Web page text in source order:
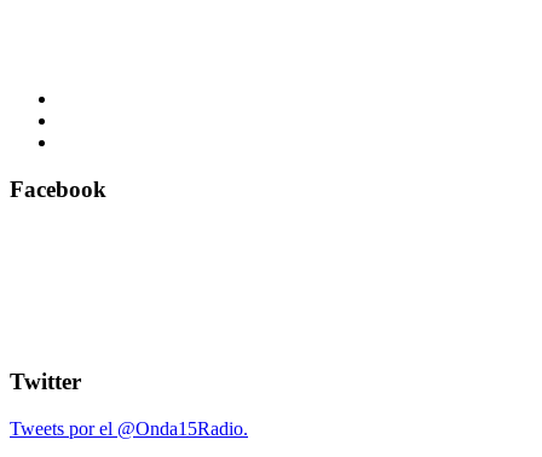
Facebook
Twitter
Tweets por el @Onda15Radio.